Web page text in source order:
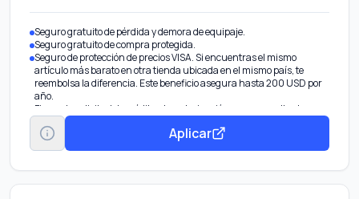
Seguro gratuito de pérdida y demora de equipaje.
Seguro gratuito de compra protegida.
Seguro de protección de precios VISA. Si encuentras el mismo
artículo más barato en otra tienda ubicada en el mismo país, te
reembolsa la diferencia. Este beneficio asegura hasta 200 USD por
año.
Firmar la solicitud de crédito y la autorización para consultar tu
historial crediticio. Todas las solicitudes están sujetas a aprobación
de crédito
Aplicar